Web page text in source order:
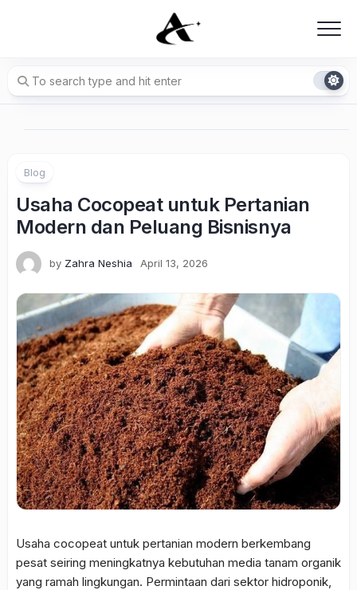
Blog
Usaha Cocopeat untuk Pertanian
Modern dan Peluang Bisnisnya
by Zahra Neshia April 13, 2026
Usaha cocopeat untuk pertanian modern berkembang
pesat seiring meningkatnya kebutuhan media tanam organik
yang ramah lingkungan. Permintaan dari sektor hidroponik,